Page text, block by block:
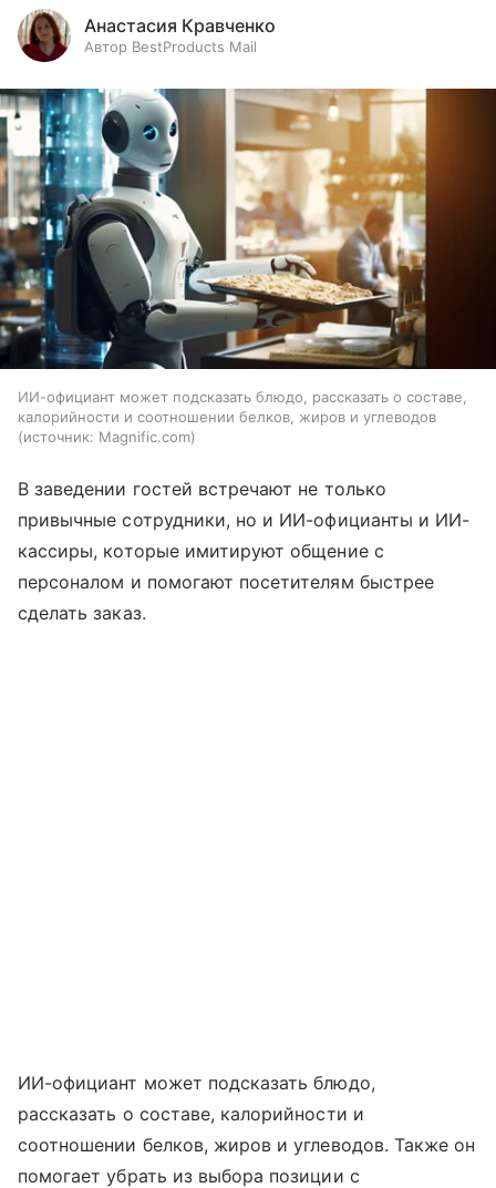
Анастасия Кравченко
Автор BestProducts Mail
ИИ-официант может подсказать блюдо, рассказать о составе,
калорийности и соотношении белков, жиров и углеводов
источник: Magnific.com
В заведении гостей встречают не только
привычные сотрудники, но и ИИ-официанты и ИИ-
кассиры, которые имитируют общение с
персоналом и помогают посетителям быстрее
сделать заказ.
ИИ-официант может подсказать блюдо,
рассказать о составе, калорийности и
соотношении белков, жиров и углеводов. Также он
помогает убрать из выбора позиции с